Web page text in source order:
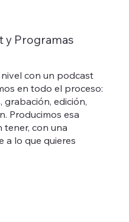
y Programas
con un podcast
en todo el proceso:
grabación, edición,
Producimos esa
tener, con una
a lo que quieres